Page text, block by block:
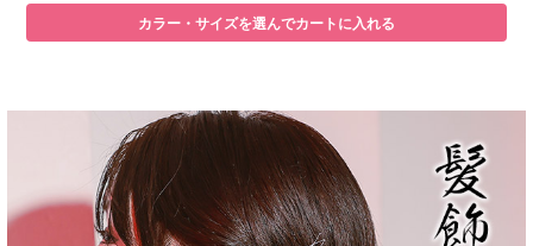
■注意事項 カラー・サイズを選んでカートに入れる